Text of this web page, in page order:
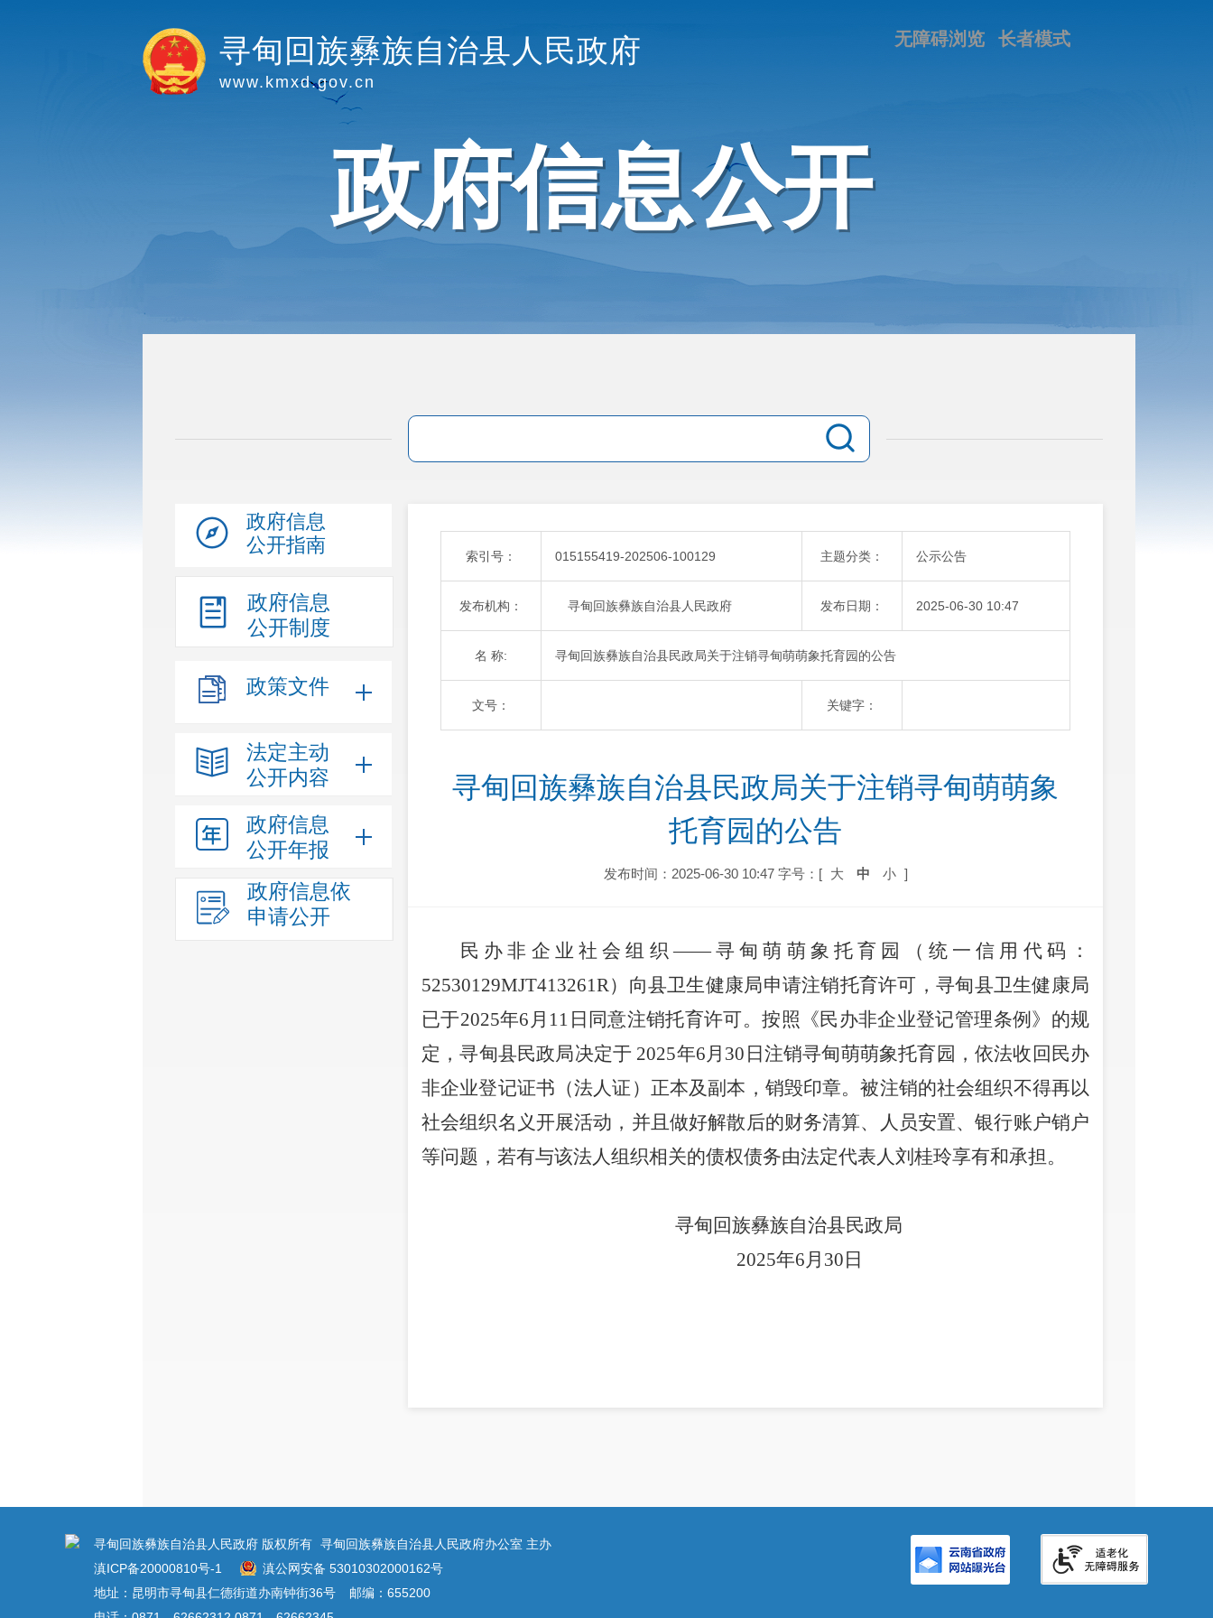
长者模式
无障碍浏览
寻甸回族彝族自治县人民政府
www.kmxd.gov.cn
政府信息公开
政府信息
公开指南
政府信息
公开制度
政策文件
法定主动
公开内容
政府信息
公开年报
政府信息依
申请公开
索引号： 015155419-202506-100129 主题分类： 公示公告
发布机构： 寻甸回族彝族自治县人民政府 发布日期： 2025-06-30 10:47
名 称: 寻甸回族彝族自治县民政局关于注销寻甸萌萌象托育园的公告
文号： 关键字：
寻甸回族彝族自治县民政局关于注销寻甸萌萌象
托育园的公告
发布时间：2025-06-30 10:47 字号：[ 大 中 小 ]
民办非企业社会组织——寻甸萌萌象托育园
（统一信用代码：
52530129MJT413261R）向县卫生健康局申请注销托育许可，寻甸县卫生健康局
已于2025年6 月 11 日同意注销托育许可。按照《民办非企业登记管理条例》的规
定，寻甸县民政局决定于 2025年6月 30 日注销寻甸萌萌象托育园，依法收回民办
非企业登记证书（法人证）正本及副本，销毁印章。被注销的社会组织不得再以
社会组织名义开展活动，并且做好解散后的财务清算、人员安置、银行账户销户
等问题，若有与该法人组织相关的债权债务由法定代表人刘桂玲享有和承担。
寻甸回族彝族自治县民政局
2025年6月 30 日
寻甸回族彝族自治县人民政府 版权所有 寻甸回族彝族自治县人民政府办公室 主办
滇ICP备20000810号-1
滇公网安备 53010302000162号
地址：昆明市寻甸县仁德街道办南钟街36号
邮编：655200